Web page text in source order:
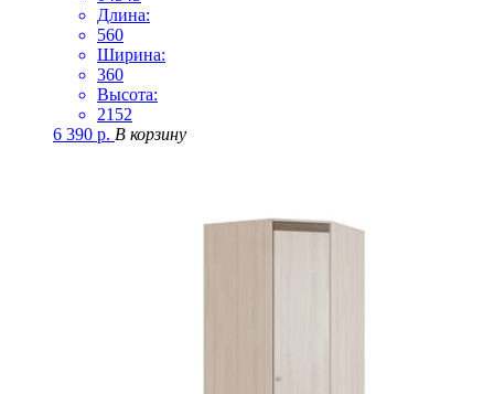
Длина:
560
Ширина:
360
Высота:
2152
6 390 р. В корзину